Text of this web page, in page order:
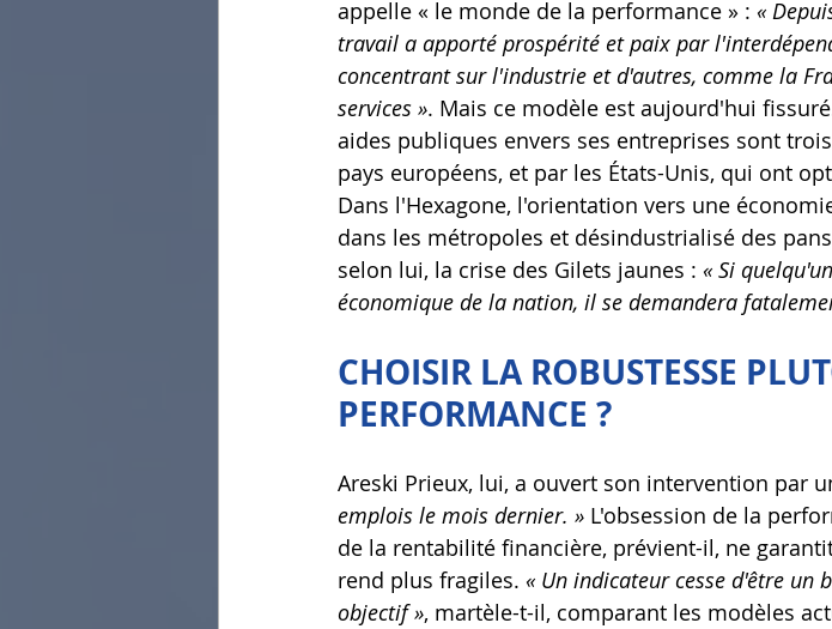
appelle « le monde de la performance » : «
travail a apporté prospérité et paix par
concentrant sur l'industrie et d'autres, comme la
services ». Mais ce modèle est aujourd'hui
aides publiques envers ses entreprises sont
pays européens, et par les États-Unis, qui ont
Dans l'Hexagone, l'orientation vers une
dans les métropoles et désindustrialisé des
selon lui, la crise des Gilets jaunes : « Si
économique de la nation, il se demandera
CHOISIR LA ROBUSTESSE
PERFORMANCE ?
Areski Prieux, lui, a ouvert son intervention par
emplois le mois dernier. » L'obsession de la
de la rentabilité financière, prévient-il, ne
rend plus fragiles. « Un indicateur cesse d'être
objectif », martèle-t-il, comparant les modèles